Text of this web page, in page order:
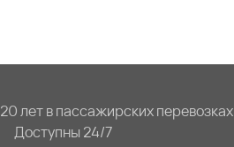
20 лет в пассажирских перевозках
Доступны 24/7